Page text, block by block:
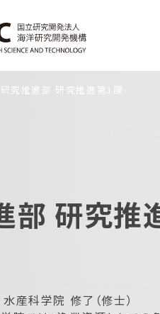
研究推進部 研究推進第1課
部 研究推
産科学院 修了（修士）